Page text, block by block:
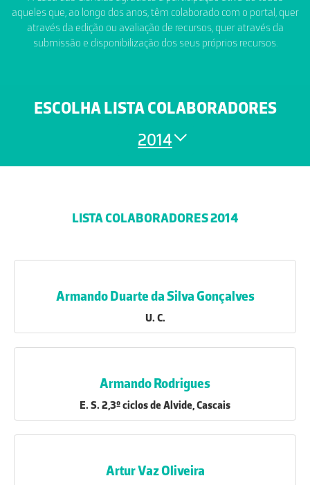
aqueles que, ao longo dos anos, têm colaborado com o portal, quer
através da edição ou avaliação de recursos, quer através da
submissão e disponibilização dos seus próprios recursos.
ESCOLHA LISTA COLABORADORES
2014
LISTA COLABORADORES 2014
Armando Duarte da Silva Gonçalves
U. C.
Armando Rodrigues
E. S. 2,3º ciclos de Alvide, Cascais
Artur Vaz Oliveira